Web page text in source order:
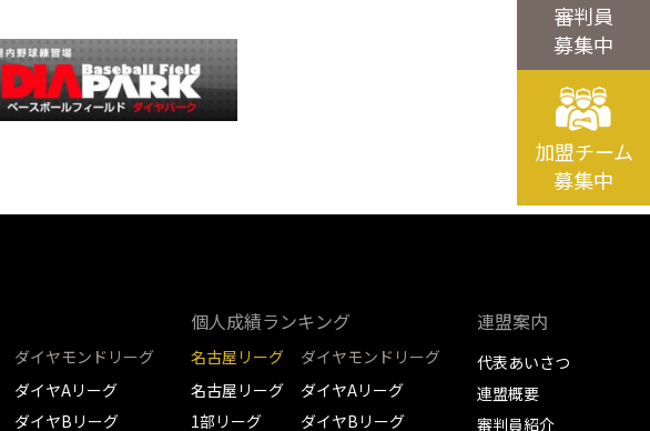
審判員
募集中
加盟チーム
募集中
ダイヤモンドリーグ
ダイヤAリーグ
ダイヤBリーグ
個人成績ランキング
名古屋リーグ
名古屋リーグ
1部リーグ
ダイヤモンドリーグ
ダイヤAリーグ
ダイヤBリーグ
連盟案内
代表あいさつ
連盟概要
審判員紹介